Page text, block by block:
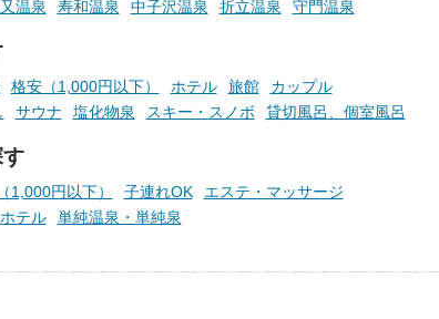
お風呂でリラックスしているか
らこそ向き合える、大切な自分
の本音。
りの温まった心のまま相談でき
温泉 寿和温泉 中子沢温泉 折立温泉 守門温泉
格安（1,000円以下） ホテル 旅館
カップル
サウナ 塩化物泉 スキー・スノボ 貸切風呂、個室風呂
1,000円以下） 子連れOK
エステ・マッサージ
ホテル 単純温泉・単純泉